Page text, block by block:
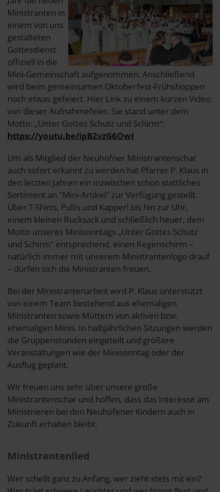
Ministranten in
einem von uns
gestalteten
Gottesdienst
offiziell in die
Mini-Gemeinschaft aufgenommen. Anschließend
wird beim gemeinsamen Oktoberfest-Frühshoppen
noch etwas gefeiert. Hier Link zu einem kurzen Video
von dieser Aufnahmefeier. Sie stand unter dem
Motto: „Unter Gottes Schutz und Schirm“:
https://youtu.be/ipB2vzG6OwI
Um als Mitglied der Neuhofner Ministrantenschar
auch sofort erkannt zu werden hat Pfarrer P. Klaus in
den letzten Jahren ein inzwischen schon stattliches
Sortiment an "Mini-Artikel" zur Verfügung gestellt.
Über T-Shirts, Pullis und Kapperl bis hin zur Uhr,
einem kleinen Rucksack und schließlich heuer, dem
Motto unseres Minisonntags „Unter Gottes Schutz
und Schirm“ entsprechend, einen Regenschirm –
natürlich immer mit unserem Ministrantenlogo drauf
– dürfen sich die Ministranten freuen.
Bei der Ministrantenarbeit wird P. Klaus unterstützt
von einem Team bestehend aus ehemaligen
Ministranten sowie Müttern von aktiven bzw.
ehemaligen Minis. In halbjährlichen Sitzungen werden
die Gruppenstunden eingeteilt und größere
Veranstaltungen wie der Minisonntag oder der
Ausflug geplant.
Wir freuen uns sehr über unsere große
Ministrantenschar und hoffen, dass das Interesse am
Ministrieren bei den Neuhofener Kindern auch in
Zukunft erhalten bleibt.
Ministrantenlied
Wer schellt ganz zu Anfang, wer zieht stets mit ein?